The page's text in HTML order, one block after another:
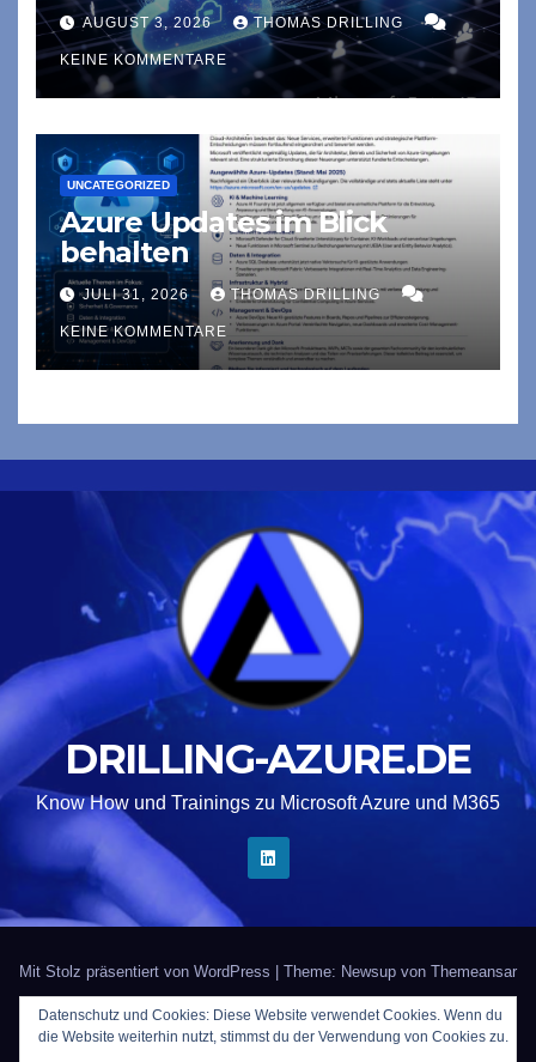
AUGUST 3, 2026 THOMAS DRILLING
KEINE KOMMENTARE
UNCATEGORIZED
Azure Updates im Blick
behalten
JULI 31, 2026 THOMAS DRILLING
KEINE KOMMENTARE
DRILLING-AZURE.DE
Know How und Trainings zu Microsoft Azure und M365
Mit Stolz präsentiert von WordPress Theme: Newsup von Themeansar
Startseite Kontakt Impressum Trainer gesucht?
Datenschutz und Cookies: Diese Website verwendet Cookies. Wenn du
die Website weiterhin nutzt, stimmst du der Verwendung von Cookies zu.